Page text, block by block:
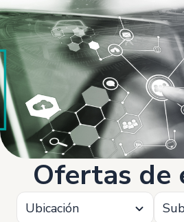
Ofertas de
Ubicación